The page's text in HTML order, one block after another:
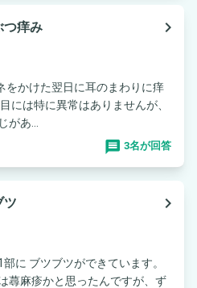
つ痒み
navigate_next
をかけた翌日に耳のまわりに痒
には特に異常はありませんが、
あ...
3名が回答
ツ
navigate_next
に ブツブツができています。
蕁麻疹かと思ったんですが、ず